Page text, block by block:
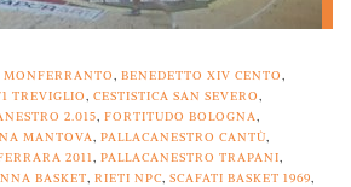
MONFERRANTO, BENEDETTO XIV CENTO,
TREVIGLIO, CESTISTICA SAN SEVERO,
2.015, FORTITUDO BOLOGNA,
MANTOVA, PALLACANESTRO CANTÙ,
2011, PALLACANESTRO TRAPANI,
BASKET, RIETI NPC, SCAFATI BASKET 1969,